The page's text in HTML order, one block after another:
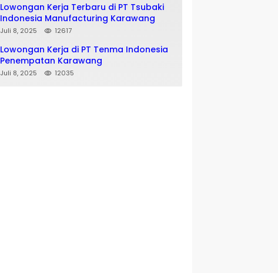
Lowongan Kerja Terbaru di PT Tsubaki
Indonesia Manufacturing Karawang
Juli 8, 2025 12617
Lowongan Kerja di PT Tenma Indonesia
Penempatan Karawang
Juli 8, 2025 12035